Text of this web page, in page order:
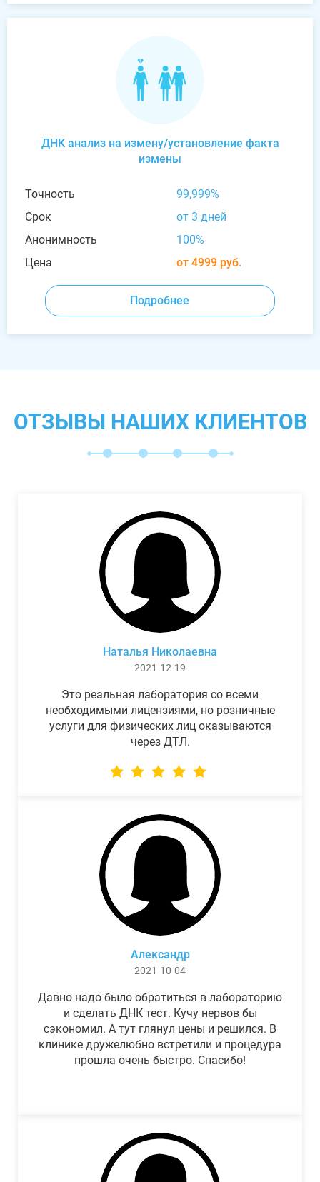
ДНК анализ на измену/установление факта
измены
Точность
99,999%
Срок
от 3 дней
Анонимность
100%
Цена
от 4999 руб.
Подробнее
ОТЗЫВЫ НАШИХ КЛИЕНТОВ
Наталья Николаевна
2021-12-19
Это реальная лаборатория со всеми
необходимыми лицензиями, но розничные
услуги для физических лиц оказываются
через ДТЛ.
Александр
2021-10-04
Давно надо было обратиться в лабораторию
и сделать ДНК тест. Кучу нервов бы
сэкономил. А тут глянул цены и решился. В
клинике дружелюбно встретили и процедура
прошла очень быстро. Спасибо!